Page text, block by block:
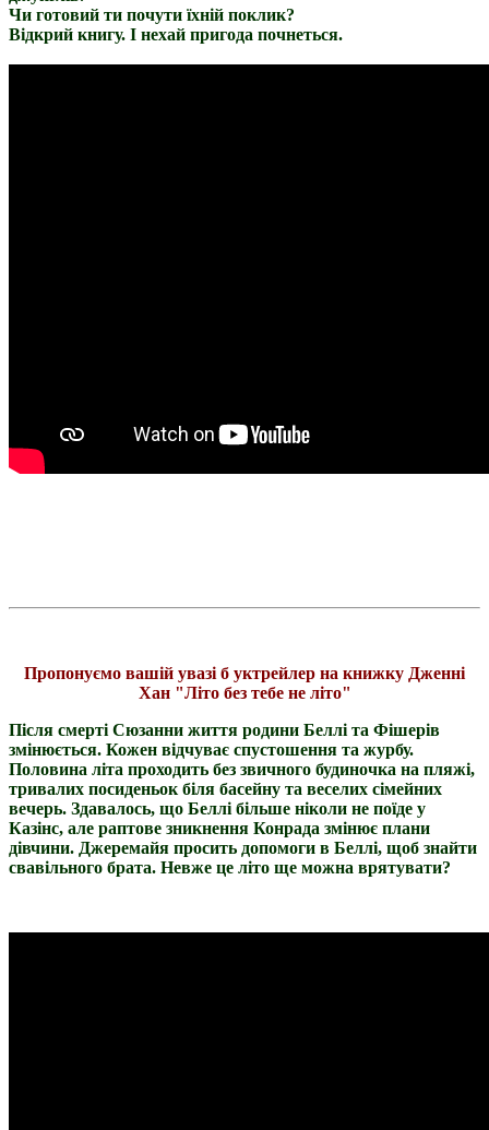
Чи готовий ти почути їхній поклик?
Відкрий книгу. І нехай пригода почнеться.
Пропонуємо вашій увазі б уктрейлер на книжку Дженні
Хан "Літо без тебе не літо"
Після смерті Сюзанни життя родини Беллі та Фішерів
змінюється. Кожен відчуває спустошення та журбу.
Половина літа проходить без звичного будиночка на пляжі,
тривалих посиденьок біля басейну та веселих сімейних
вечерь. Здавалось, що Беллі більше ніколи не поїде у
Казінс, але раптове зникнення Конрада змінює плани
дівчини. Джеремайя просить допомоги в Беллі, щоб знайти
свавільного брата. Невже це літо ще можна врятувати?